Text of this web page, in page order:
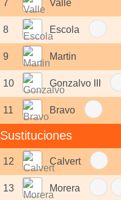
7 Valle
8 Escola
9 Martin
10 Gonzalvo III
11 Bravo
Sustituciones
12 Calvert
13 Morera